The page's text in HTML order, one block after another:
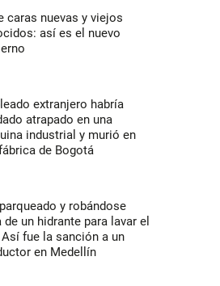
caras nuevas y viejos
así es el nuevo
extranjero habría
atrapado en una
industrial y murió en
de Bogotá
y robándose
de un hidrante para lavar el
Así fue la sanción a un
en Medellín